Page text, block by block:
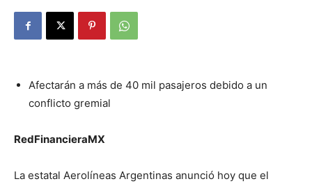
Afectarán a más de 40 mil pasajeros debido a un
conflicto gremial
RedFinancieraMX
La estatal Aerolíneas Argentinas anunció hoy que el